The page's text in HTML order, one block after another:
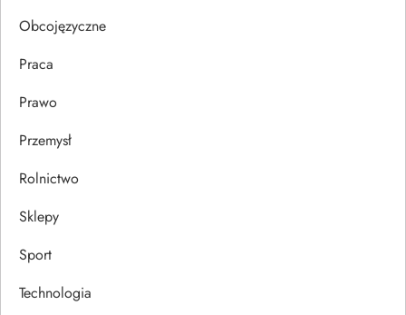
u
Obcojęzyczne
Praca
Prawo
Przemysł
Rolnictwo
Sklepy
Sport
Technologia